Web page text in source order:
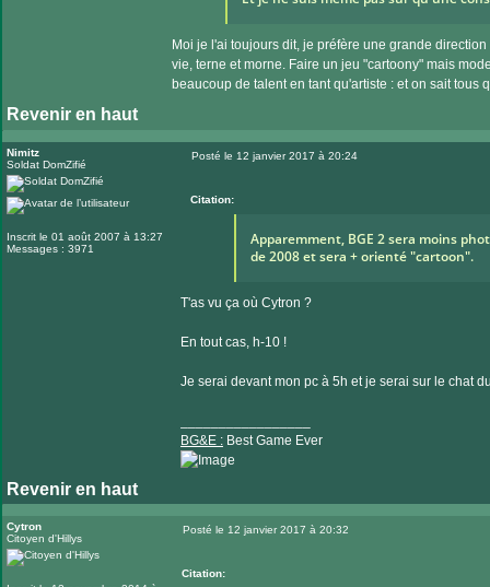
Moi je l'ai toujours dit, je préfère une grande
vie, terne et morne. Faire un jeu "cartoony" mais
beaucoup de talent en tant qu'artiste : et on sait tous
Revenir en haut
Nimitz
Soldat DomZifié
Inscrit le 01 août 2007 à 13:27
Messages : 3971
Posté le 12 janvier 2017 à 20:24
Citation:
Apparemment, BGE 2 sera moins
de 2008 et sera + orienté "cartoon".
T'as vu ça où Cytron ?
En tout cas, h-10 !
Je serai devant mon pc à 5h et je serai sur le chat
BG&E : Best Game Ever
Revenir en haut
Visiter
le
Cytron
Citoyen d'Hillys
Posté le 12 janvier 2017 à 20:32
Citation: